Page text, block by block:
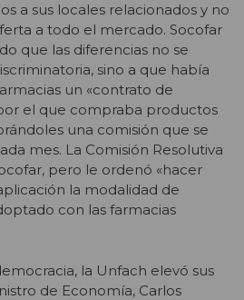
a sus locales relacionados y no
a todo el mercado. Socofar
que las diferencias no se
sino a que había
un «contrato de
el que compraba productos
una comisión que se
mes. La Comisión Resolutiva
pero le ordenó «hacer
la modalidad de
con las farmacias
la Unfach elevó sus
de Economía, Carlos